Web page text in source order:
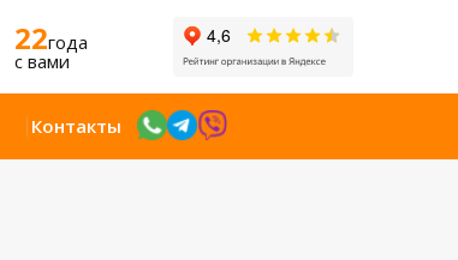
22года
c вами
Контакты